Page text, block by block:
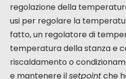
regolazione della
usi per regolare la
fatto, un regolatore di
temperatura della stanza e
riscaldamento o
e mantenere ilsetpointche